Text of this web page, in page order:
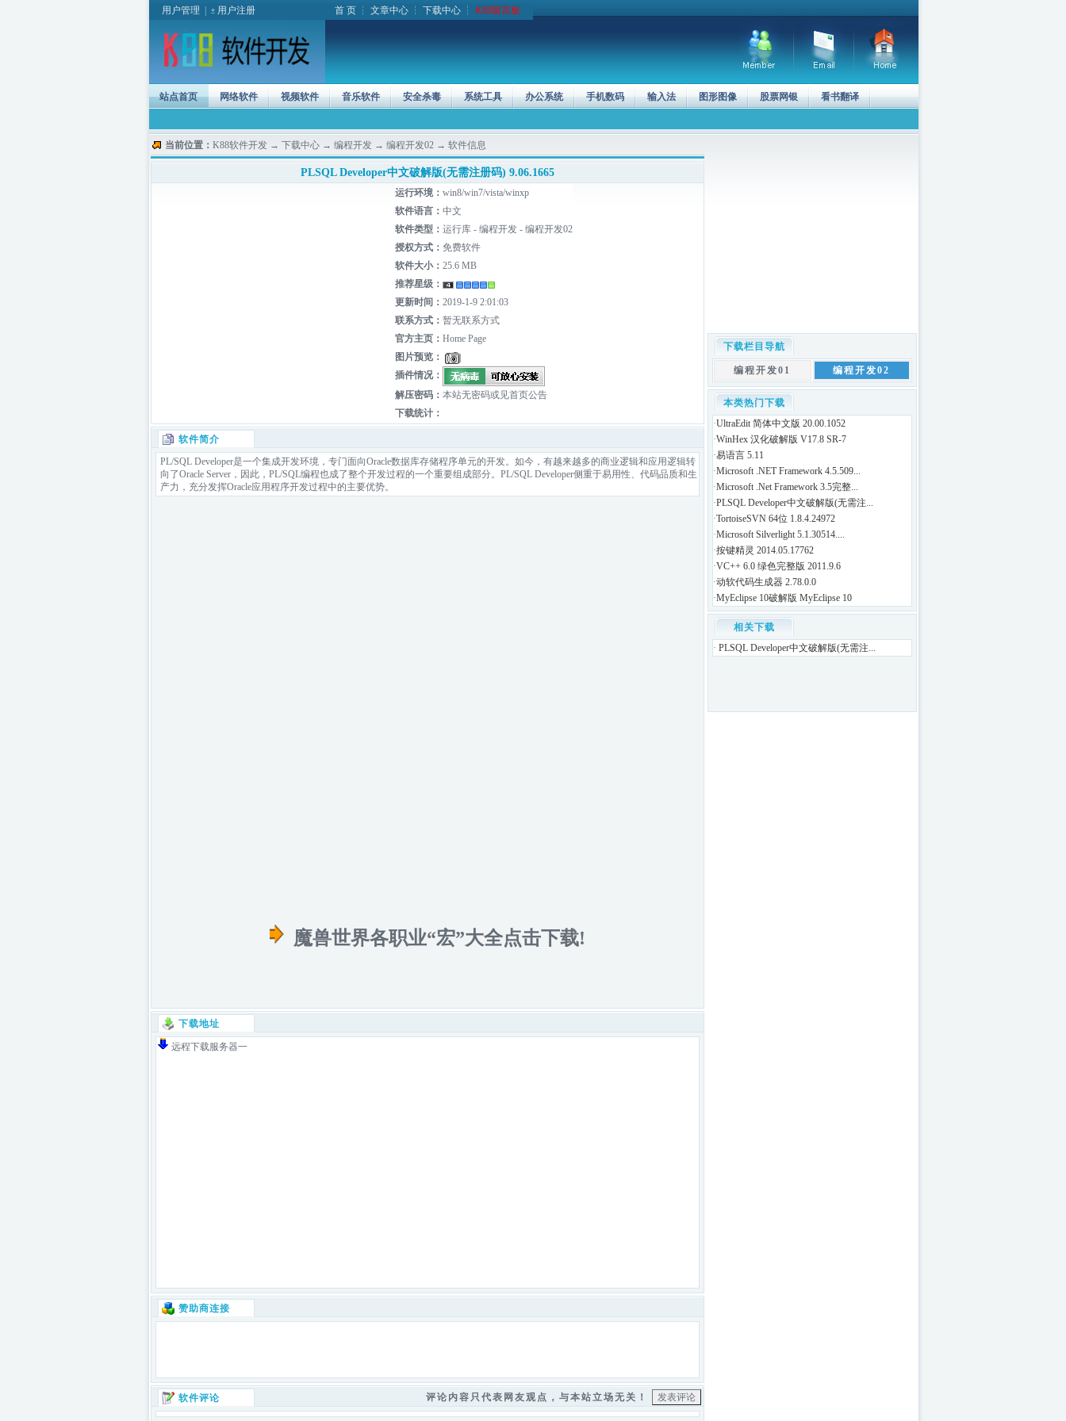
用户管理 用户注册 首 页┆ 文章中心┆ 下载中心┆ K88留言板
站点首页 网络软件 视频软件 音乐软件 安全杀毒 系统工具 办公系统 手机数码 输入法 图形图像 股票网银 看书翻译
当前位置： K88软件开发→ 下载中心→ 编程开发→ 编程开发02→ 软件信息
PLSQL Developer中文破解版(无需注册码) 9.06.1665
运行环境： win8/win7/vista/winxp
软件语言： 中文
软件类型： 运行库 - 编程开发 - 编程开发02
授权方式： 免费软件
软件大小： 25.6 MB
推荐星级：
更新时间： 2019-1-9 2:01:03
联系方式： 暂无联系方式
官方主页： Home Page
图片预览：
插件情况：
解压密码： 本站无密码或见首页公告
下载统计：
软件简介
PL/SQL Developer是一个集成开发环境，专门面向Oracle数据库存储程序单元的开发。如今，有越来越多的商业逻辑和应用逻辑转
向了Oracle Server，因此，PL/SQL编程也成了整个开发过程的一个重要组成部分。PL/SQL Developer侧重于易用性、代码品质和生
产力，充分发挥Oracle应用程序开发过程中的主要优势。
魔兽世界各职业“宏”大全点击下载!
下载地址
远程下载服务器一
赞助商连接
软件评论 评论内容只代表网友观点，与本站立场无关！
下载栏目导航
编程开发01 编程开发02
本类热门下载
·UltraEdit 简体中文版 20.00.1052
·WinHex 汉化破解版 V17.8 SR-7
·易语言 5.11
·Microsoft .NET Framework 4.5.509...
·Microsoft .Net Framework 3.5完整...
·PLSQL Developer中文破解版(无需注...
·TortoiseSVN 64位 1.8.4.24972
·Microsoft Silverlight 5.1.30514....
·按键精灵 2014.05.17762
·VC++ 6.0 绿色完整版 2011.9.6
·动软代码生成器 2.78.0.0
·MyEclipse 10破解版 MyEclipse 10
相关下载
· PLSQL Developer中文破解版(无需注...